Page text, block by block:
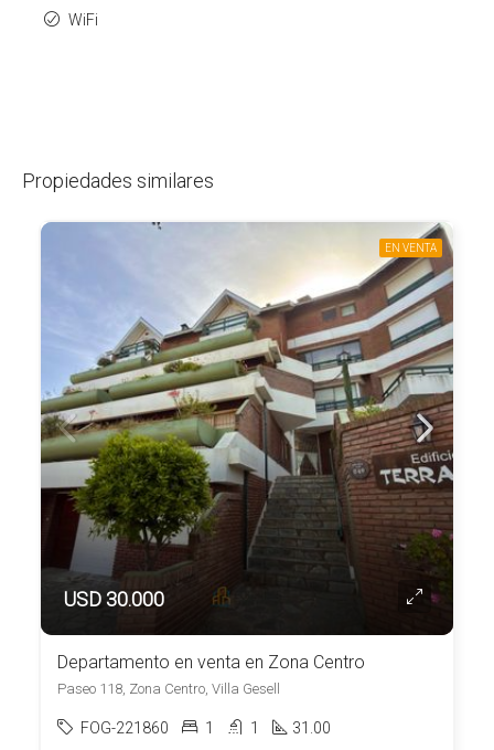
WiFi
Propiedades similares
EN VENTA
USD 30.000
Departamento en venta en Zona Centro
Paseo 118, Zona Centro, Villa Gesell
FOG-221860 1 1 31.00